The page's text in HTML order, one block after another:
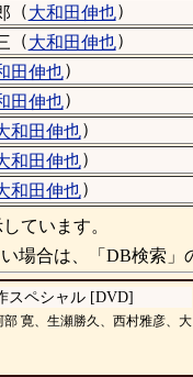
（大和田伸也）
（大和田伸也）
田伸也）
田伸也）
和田伸也）
和田伸也）
和田伸也）
ています。
合は、「DB検索」
スペシャル [DVD]
寛、生瀬勝久、西村雅彦、大